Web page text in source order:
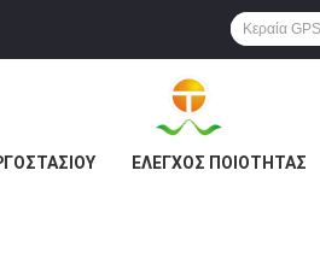
ΈΛΕΓΧΟΣ ΠΟΙΌΤΗΤΑΣ